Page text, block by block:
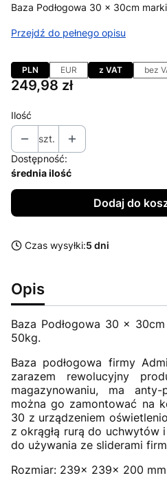
Baza Podłogowa 30 x 30cm
Przejdź do pełnego opisu
PLN EUR z VAT bez
Cena
249,98 zł
Ilość
szt.
Dostępność:
średnia ilość
Dodaj do
Czas wysyłki:5 dni
Opis
Baza Podłogowa 30 x
50kg.
Baza podłogowa firmy
zarazem rewolucyjny
magazynowaniu, ma
można go zamontować na
30 z urządzeniem
z okrągłą rurą do uchwytów
do używania ze sliderami
Rozmiar: 239x 239x 200 mm